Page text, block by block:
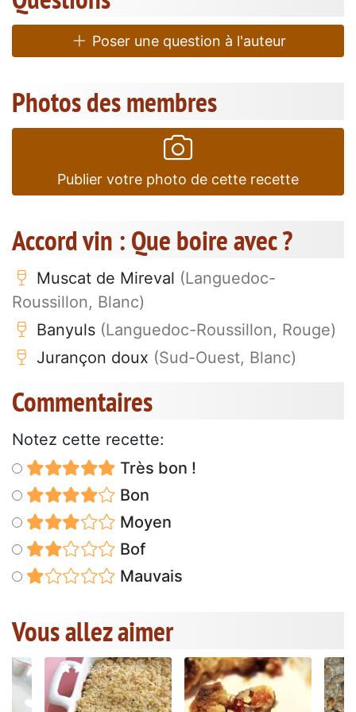
Poser une question à l'auteur
Photos des membres
Publier votre photo de cette recette
Accord vin : Que boire avec ?
Muscat de Mireval (Languedoc-
Roussillon, Blanc)
Banyuls (Languedoc-Roussillon, Rouge)
Jurançon doux (Sud-Ouest, Blanc)
Commentaires
Notez cette recette:
Très bon !
Bon
Moyen
Bof
Mauvais
Vous allez aimer